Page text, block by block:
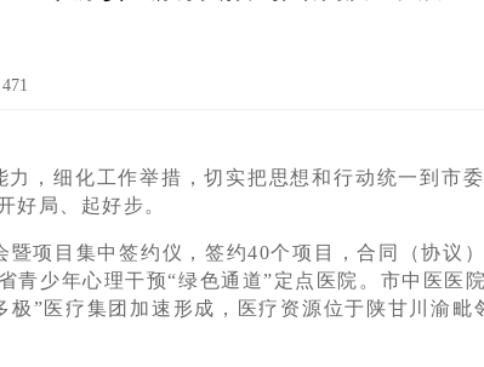
471
，细化工作举措，切实把思想和行动统一到市
好局、起好步。
项目集中签约仪，签约40个项目，合同（协议
青少年心理干预“绿色通道”定点医院。市中医医
”医疗集团加速形成，医疗资源位于陕甘川渝